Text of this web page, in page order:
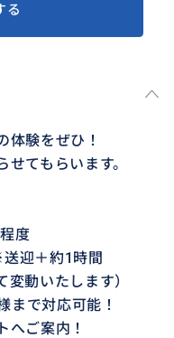
る
体験をぜひ！
てもらいます。
度
迎＋約1時間
いたします）
まで対応可能！
へご案内！